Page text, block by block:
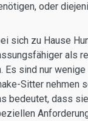
oder
sich zu Hause
als
Es sind nur
Sitter nehmen
bedeutet, dass